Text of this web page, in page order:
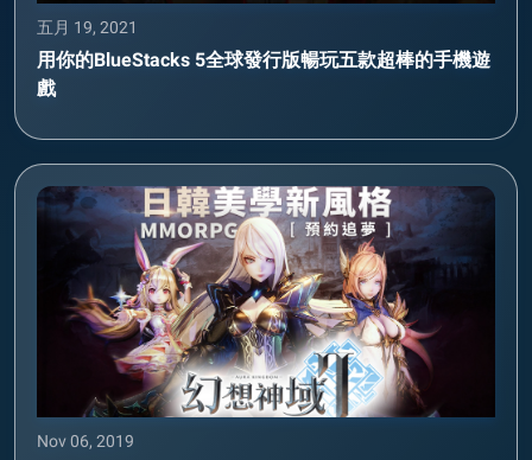
五月 19, 2021
用你的BlueStacks 5全球發行版暢玩五款超棒的手機遊
戲
Nov 06, 2019